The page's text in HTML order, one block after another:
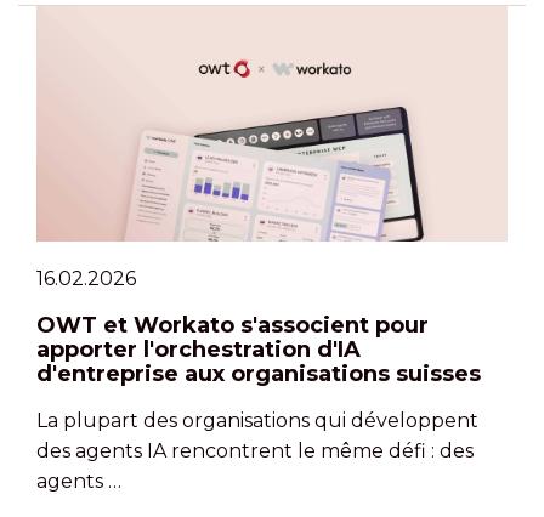
16.02.2026
OWT et Workato s'associent pour
apporter l'orchestration d'IA
d'entreprise aux organisations suisses
La plupart des organisations qui développent
des agents IA rencontrent le même défi : des
agents …